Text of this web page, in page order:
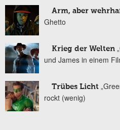
Arm, aber
Ghetto
Krieg der Welten
und James in einem
Trübes Licht
rockt (wenig)